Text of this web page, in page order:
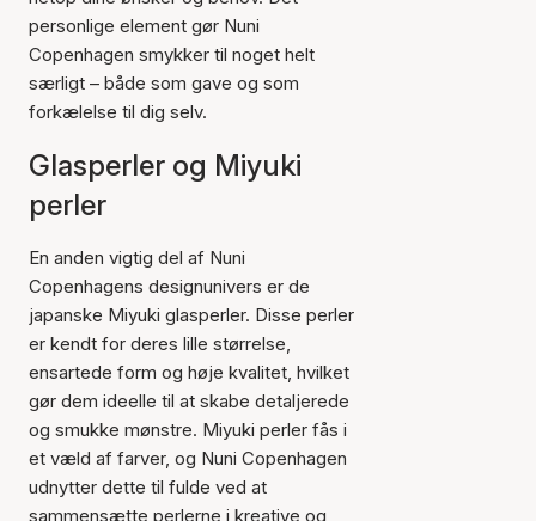
personlige element gør Nuni
Copenhagen smykker til noget helt
særligt – både som gave og som
forkælelse til dig selv.
Glasperler og Miyuki
perler
En anden vigtig del af Nuni
Copenhagens designunivers er de
japanske Miyuki glasperler. Disse perler
er kendt for deres lille størrelse,
ensartede form og høje kvalitet, hvilket
gør dem ideelle til at skabe detaljerede
og smukke mønstre. Miyuki perler fås i
et væld af farver, og Nuni Copenhagen
udnytter dette til fulde ved at
sammensætte perlerne i kreative og